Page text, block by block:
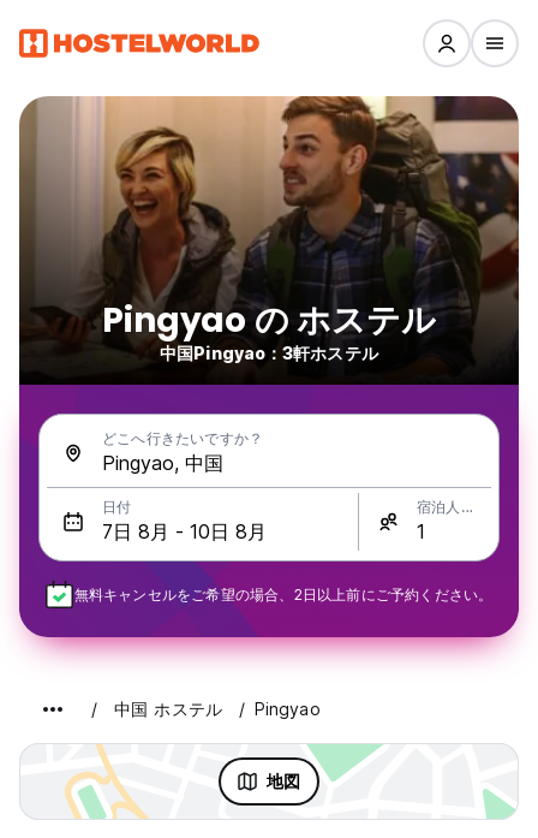
Pingyao の ホステル
中国Pingyao：3軒ホステル
どこへ行きたいですか？
日付 宿泊人数
無料キャンセルをご希望の場合、2日以上前にご予約ください。
中国 ホステル Pingyao
地図